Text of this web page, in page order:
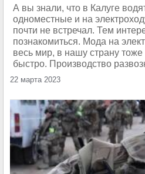
А вы знали, что в Калуге
одноместные и на
почти не встречал. Тем
познакомиться. Мода на
весь мир, в нашу страну тоже
быстро. Производство
22 марта 2023